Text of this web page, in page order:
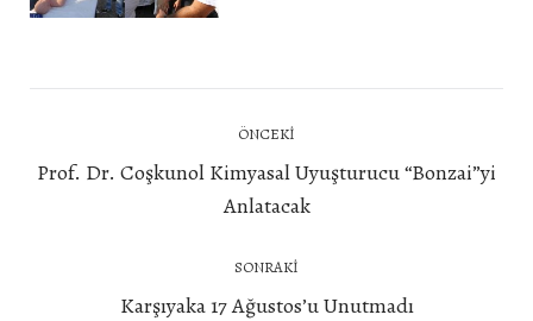
ÖNCEKI
Önceki
yazı:
Prof. Dr. Coşkunol Kimyasal Uyuşturucu “Bonzai”yi
Anlatacak
SONRAKI
Next
Karşıyaka 17 Ağustos’u Unutmadı